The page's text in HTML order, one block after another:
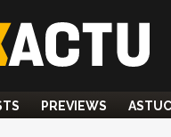
PREVIEWS